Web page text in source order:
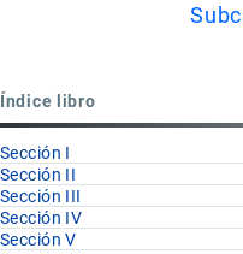
72.05
Índice libro
Sección I
Sección II
Sección III
Sección IV
Sección V